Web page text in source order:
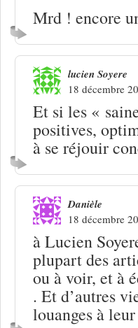
Mrd ! encore
lucien Soyere
18 décembre
Et si les «
positives,
à se réjouir
Danièle
18 décembre
à Lucien
plupart des
ou à voir, et à
. Et d’autres
louanges à